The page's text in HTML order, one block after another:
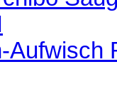
Aufwisch